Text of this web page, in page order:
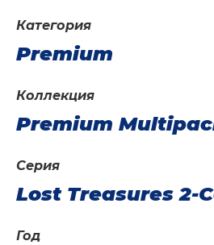
Категория
Premium
Год
Коллекция
Premium
Серия
Lost Treasures 2-